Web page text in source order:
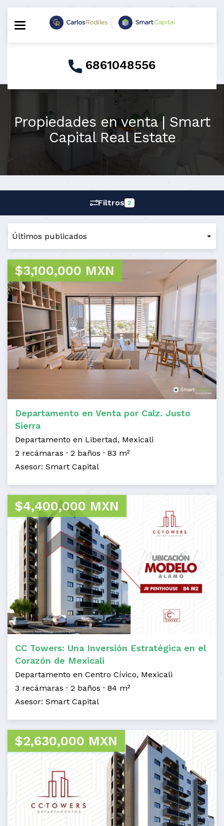
Toggle navigation
6861048556
Propiedades en venta | Smart
Capital Real Estate
Filtros 2
$3,100,000 MXN
Departamento en Venta por Calz. Justo
Sierra
Departamento en Libertad, Mexicali
2 recámaras
2 baños
83 m²
Asesor: Smart Capital
$4,400,000 MXN
CC Towers: Una Inversión Estratégica en el
Corazón de Mexicali
Departamento en Centro Cívico, Mexicali
3 recámaras
2 baños
84 m²
Asesor: Smart Capital
$2,630,000 MXN